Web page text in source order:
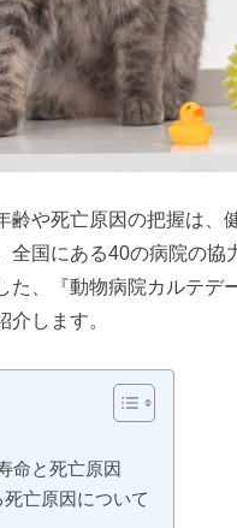
齢や死亡原因の把握は、
全国にある40の病院の
た、『動物病院カルテデ
します。
命と死亡原因
死亡原因について